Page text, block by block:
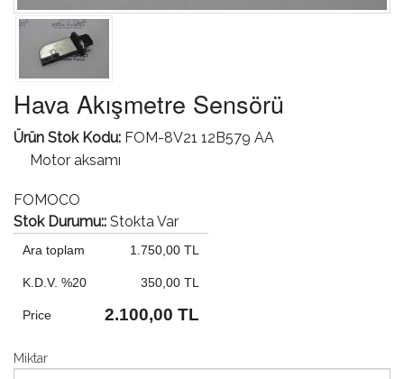
Hava Akışmetre Sensörü
Ürün Stok Kodu: FOM-8V21 12B579 AA
Motor aksamı
FOMOCO
Stok Durumu:: Stokta Var
Ara toplam 1.750,00 TL
K.D.V. %20 350,00 TL
Price 2.100,00 TL
Miktar